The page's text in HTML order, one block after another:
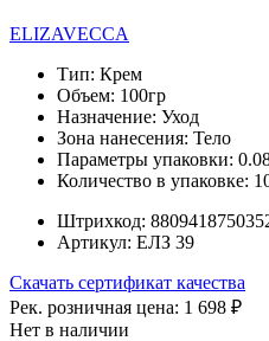
ELIZAVECCA
Тип: Крем
Объем: 100гр
Назначение: Уход
Зона нанесения: Тело
Параметры упаковки:
Количество в упаковке:
Штрихкод:
Артикул: ЕЛЗ 39
Скачать сертификат качества
Рек. розничная цена: 1 698 ₽
Нет в наличии